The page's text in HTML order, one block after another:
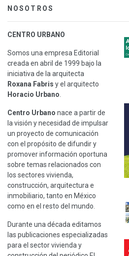
NOSOTROS
CENTRO URBANO
Somos una empresa Editorial
creada en abril de 1999 bajo la
iniciativa de la arquitecta
Roxana Fabris y el arquitecto
Horacio Urbano
Centro Urbano nace a partir de
la visión y necesidad de impulsar
un proyecto de comunicación
con el propósito de difundir y
promover información oportuna
sobre temas relacionados con
los sectores vivienda,
construcción, arquitectura e
inmobiliario, tanto en México
como en el resto del mundo.
Durante una década editamos
las publicaciones especializadas
para el sector vivienda y